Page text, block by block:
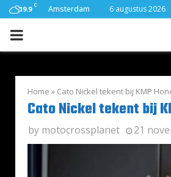
19.9 C Amsterdam 6 augustus 2026
PRIMARY
Home » Cato Nickel tekent bij KMP
Cato Nickel tekent bij
by motocrossplanet 21